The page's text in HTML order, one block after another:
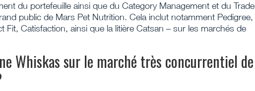
du portefeuille ainsi que du Category Management et du Trade
public de Mars Pet Nutrition. Cela inclut notamment Pedigree,
Fit, Catisfaction, ainsi que la litière Catsan – sur les marchés de
Whiskas sur le marché très concurrentiel de